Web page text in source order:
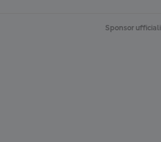
Sponsor ufficiali